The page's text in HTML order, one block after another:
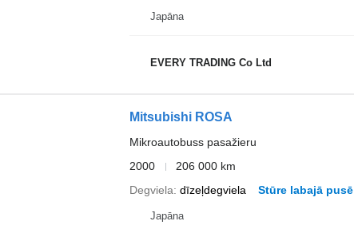
Japāna
EVERY TRADING Co Ltd
Mitsubishi ROSA
Mikroautobuss pasažieru
2000
206 000 km
Degviela dīzeļdegviela Stūre labajā pusē
Japāna